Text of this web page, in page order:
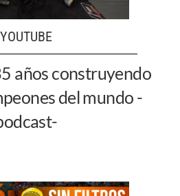
YOUTUBE
años construyendo
del mundo -